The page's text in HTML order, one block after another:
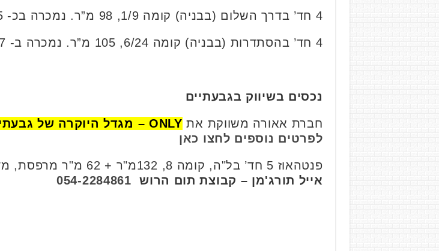
4 חד’ בדרך השלום (בבניה) קומה 1/9, 98 מ”ר. נמכרה בכ- 3.95 מליון ₪.
4 חד’ בהסתדרות (בבניה) קומה 6/24, 105 מ”ר. נמכרה ב- 4.57 מליון ₪.
נכסים בשיווק בגבעתיים
חברת אאורה משווקת את ONLY – מגדל היוקרה של גבעתיים
לפרטים נוספים לחצו כאן
פנטהאוז 5 חד’ בל"ה, קומה 8, 132מ"ר + 62 מ"ר מרפסת, מדהים ומועצב. מחיר מבוקש 5.98 מליון ₪.
אייל תורג'מן – קבוצת תום הרוש 054-2284861